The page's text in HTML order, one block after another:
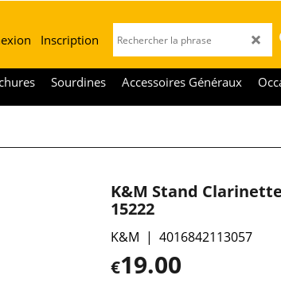
Inscription
Sourdines Accessoires Généraux
K&M Stand
15222
K&M 4016842113057
€19.00